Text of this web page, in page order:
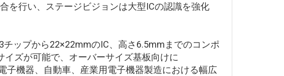
を行い、ステージビジョンは大型ICの認識を強化
ップから22×22mmのIC、高さ6.5mmまでのコンポ
ズが可能で、オーバーサイズ基板向けに
子機器、自動車、産業用電子機器製造における幅広